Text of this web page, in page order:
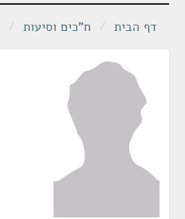
דף הבית / ח"כים וסיעות /